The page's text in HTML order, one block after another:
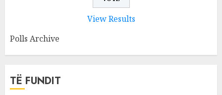
View Results
Polls Archive
TË FUNDIT